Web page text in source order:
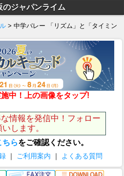
のジャパンライム
> 中学バレー 「リズム」と「タイミン
中！上の画像をタップ!
情報を発信中！フォロー
します。
ちらをご確認ください。
｜ ご利用案内 ｜ よくある質問